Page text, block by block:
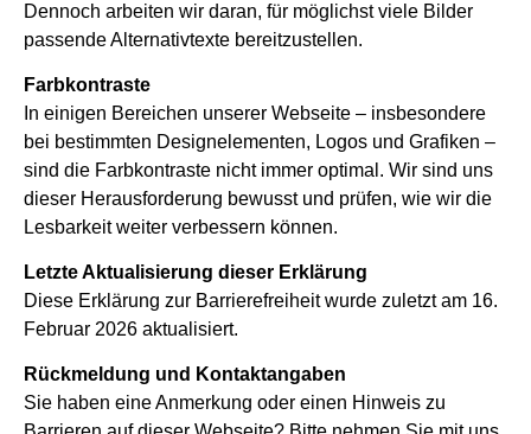
Dennoch arbeiten wir daran, für möglichst viele Bilder
passende Alternativtexte bereitzustellen.
Farbkontraste
In einigen Bereichen unserer Webseite – insbesondere
bei bestimmten Designelementen, Logos und Grafiken –
sind die Farbkontraste nicht immer optimal. Wir sind uns
dieser Herausforderung bewusst und prüfen, wie wir die
Lesbarkeit weiter verbessern können.
Letzte Aktualisierung dieser Erklärung
Diese Erklärung zur Barrierefreiheit wurde zuletzt am 16.
Februar 2026 aktualisiert.
Rückmeldung und Kontaktangaben
Sie haben eine Anmerkung oder einen Hinweis zu